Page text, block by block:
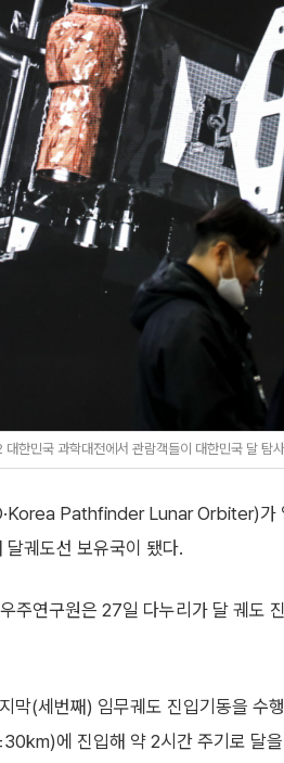
민국 과학대전에서 관람객들이 대한민국 달 탐
Pathfinder Lunar Orbiter)가
궤도선 보유국이 됐다.
주연구원은 27일 다누리가 달 궤도
막(세번째) 임무궤도 진입기동을 수
에 진입해 약 2시간 주기로 달